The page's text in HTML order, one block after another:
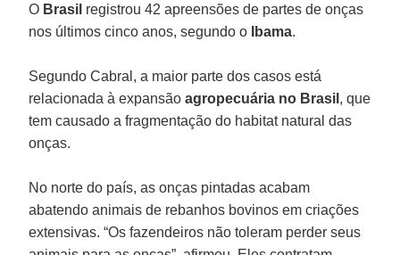
O Brasil registrou 42 apreensões de partes de onças
nos últimos cinco anos, segundo o
Ibama.
Segundo Cabral, a maior parte dos casos está
relacionada à expansãoagropecuária no Brasil , que
tem causado a fragmentação do habitat natural das
onças.
No norte do país, as onças pintadas acabam
abatendo animais de rebanhos bovinos em criações
extensivas. “Os fazendeiros não toleram perder seus